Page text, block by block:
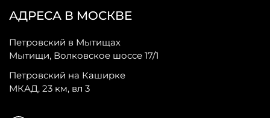
АДРЕСА В МОСКВЕ
Петровский в Мытищах
Мытищи, Волковское шоссе 17/1
Петровский на Каширке
МКАД, 23 км, вл 3